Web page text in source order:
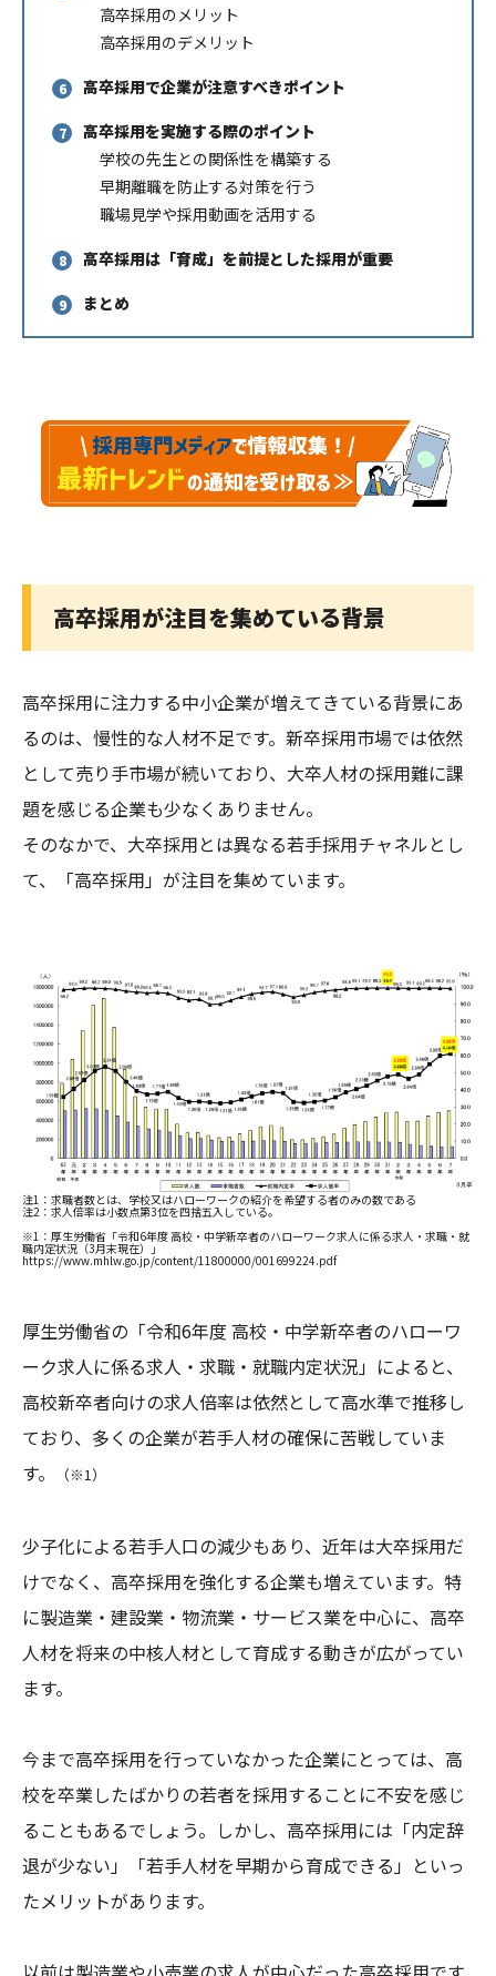
高卒採用のメリット
高卒採用のデメリット
高卒採用で企業が注意すべきポイント
高卒採用を実施する際のポイント
学校の先生との関係性を構築する
早期離職を防止する対策を行う
職場見学や採用動画を活用する
高卒採用は「育成」を前提とした採用が重要
まとめ
高卒採用が注目を集めている背景
高卒採用に注力する中小企業が増えてきている背景にあ
るのは、慢性的な人材不足です。新卒採用市場では依然
として売り手市場が続いており、大卒人材の採用難に課
題を感じる企業も少なくありません。
そのなかで、大卒採用とは異なる若手採用チャネルとし
て、「高卒採用」が注目を集めています。
注1：求職者数とは、学校又はハローワークの紹介を希望する者のみの数である
注2：求人倍率は小数点第3位を四捨五入している。
※1：厚生労働省「令和6年度 高校・中学新卒者のハローワーク求人に係る求人・求職・就
職内定状況（3月末現在）」
https://www.mhlw.go.jp/content/11800000/001699224.pdf
厚生労働省の「令和6年度 高校・中学新卒者のハローワ
ーク求人に係る求人・求職・就職内定状況」によると、
高校新卒者向けの求人倍率は依然として高水準で推移し
ており、多くの企業が若手人材の確保に苦戦していま
す。
（※1）
少子化による若手人口の減少もあり、近年は大卒採用だ
けでなく、高卒採用を強化する企業も増えています。特
に製造業・建設業・物流業・サービス業を中心に、高卒
人材を将来の中核人材として育成する動きが広がってい
ます。
今まで高卒採用を行っていなかった企業にとっては、高
校を卒業したばかりの若者を採用することに不安を感じ
ることもあるでしょう。しかし、高卒採用には「内定辞
退が少ない」「若手人材を早期から育成できる」といっ
たメリットがあります。